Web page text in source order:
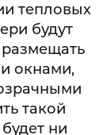
тепловых
будут
окнами,
такой
ни